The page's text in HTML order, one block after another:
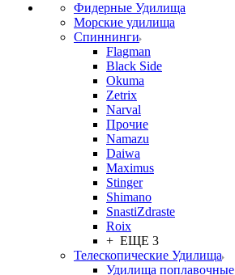
Фидерные Удилища
Морские удилища
Спиннинги
Flagman
Black Side
Okuma
Zetrix
Narval
Прочие
Namazu
Daiwa
Maximus
Stinger
Shimano
SnastiZdraste
Roix
+ ЕЩЕ 3
Телескопические Удилища
Удилища поплавочные